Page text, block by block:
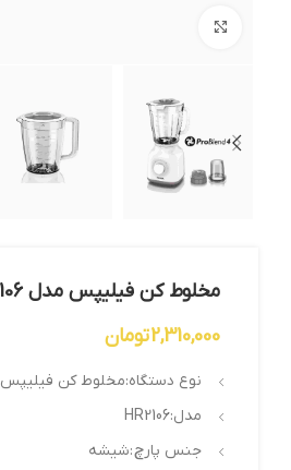
مخلوط کن فیلیپس مدل HR2106
2,310,000تومان
نوع دستگاه:مخلوط کن فیلیپس
مدل:HR2106
جنس پارچ :شیشه